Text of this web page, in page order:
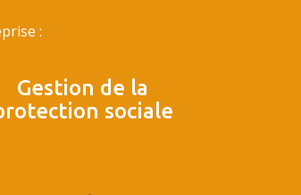
:
Gestion de la
sociale